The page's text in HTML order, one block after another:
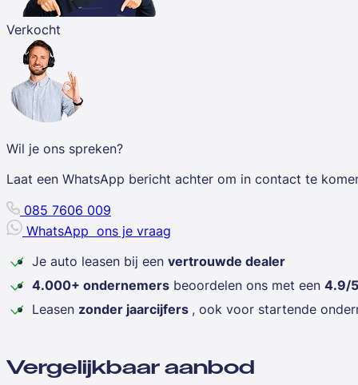
Verkocht
Wil je ons spreken?
Laat een WhatsApp bericht achter om in contact te
085 7606 009
WhatsApp ons je vraag
Je auto leasen bij een vertrouwde dealer
4.000+ ondernemers beoordelen ons met een 4.9/5
Leasen zonder jaarcijfers , ook voor startende
Vergelijkbaar aanbod